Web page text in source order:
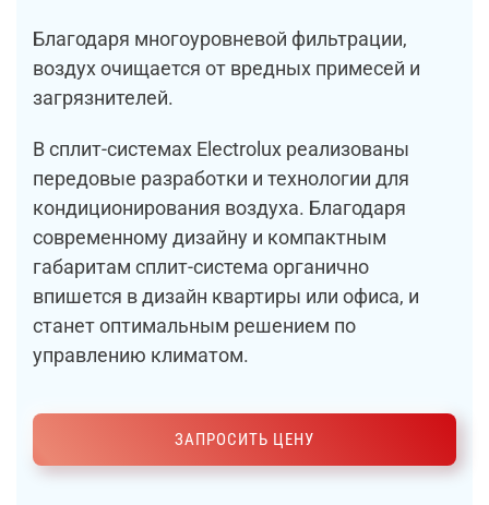
Благодаря многоуровневой фильтрации,
воздух очищается от вредных примесей и
загрязнителей.
В сплит-системах Electrolux реализованы
передовые разработки и технологии для
кондиционирования воздуха. Благодаря
современному дизайну и компактным
габаритам сплит-система органично
впишется в дизайн квартиры или офиса, и
станет оптимальным решением по
управлению климатом.
ЗАПРОСИТЬ ЦЕНУ